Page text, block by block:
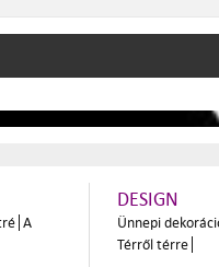
A
DESIGN
Ünnepi
Térről térre